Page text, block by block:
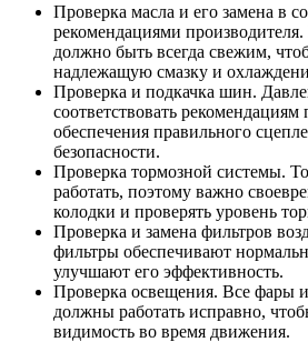
Проверка масла и его замена в
рекомендациями
должно быть всегда свежим,
надлежащую смазку и
Проверка и подкачка шин.
соответствовать рекомендациям
обеспечения правильного
безопасности.
Проверка тормозной системы.
работать, поэтому важно
колодки и проверять уровень
Проверка и замена фильтров
фильтры обеспечивают
улучшают его эффективность.
Проверка освещения. Все фары и
должны работать исправно,
видимость во время движения.